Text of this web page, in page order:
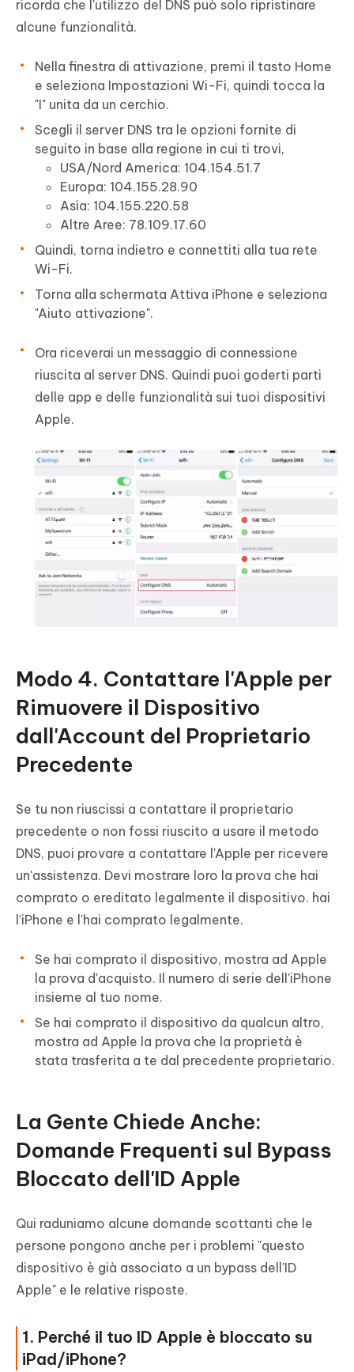
ricorda che l'utilizzo del DNS può solo ripristinare
alcune funzionalità.
Nella finestra di attivazione, premi il tasto Home
e seleziona Impostazioni Wi-Fi, quindi tocca la
"I" unita da un cerchio.
Scegli il server DNS tra le opzioni fornite di
seguito in base alla regione in cui ti trovi,
USA/Nord America: 104.154.51.7
Europa: 104.155.28.90
Asia: 104.155.220.58
Altre Aree: 78.109.17.60
Quindi, torna indietro e connettiti alla tua rete
Wi-Fi.
Torna alla schermata Attiva iPhone e seleziona
"Aiuto attivazione".
Ora riceverai un messaggio di connessione
riuscita al server DNS. Quindi puoi goderti parti
delle app e delle funzionalità sui tuoi dispositivi
Apple.
Modo 4. Contattare l'Apple per
Rimuovere il Dispositivo
dall'Account del Proprietario
Precedente
Se tu non riuscissi a contattare il proprietario
precedente o non fossi riuscito a usare il metodo
DNS, puoi provare a contattare l'Apple per ricevere
un'assistenza. Devi mostrare loro la prova che hai
comprato o ereditato legalmente il dispositivo. hai
l'iPhone e l'hai comprato legalmente.
Se hai comprato il dispositivo, mostra ad Apple
la prova d'acquisto. Il numero di serie dell'iPhone
insieme al tuo nome.
Se hai comprato il dispositivo da qualcun altro,
mostra ad Apple la prova che la proprietà è
stata trasferita a te dal precedente proprietario.
La Gente Chiede Anche:
Domande Frequenti sul Bypass
Bloccato dell'ID Apple
Qui raduniamo alcune domande scottanti che le
persone pongono anche per i problemi "questo
dispositivo è già associato a un bypass dell'ID
Apple" e le relative risposte.
1. Perché il tuo ID Apple è bloccato su
iPad/iPhone?